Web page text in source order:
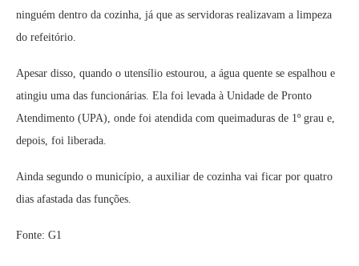
ninguém dentro da cozinha, já que as servidoras realizavam a limpeza
do refeitório.
Apesar disso, quando o utensílio estourou, a água quente se espalhou e
atingiu uma das funcionárias. Ela foi levada à Unidade de Pronto
Atendimento (UPA), onde foi atendida com queimaduras de 1º grau e,
depois, foi liberada.
Ainda segundo o município, a auxiliar de cozinha vai ficar por quatro
dias afastada das funções.
Fonte: G1